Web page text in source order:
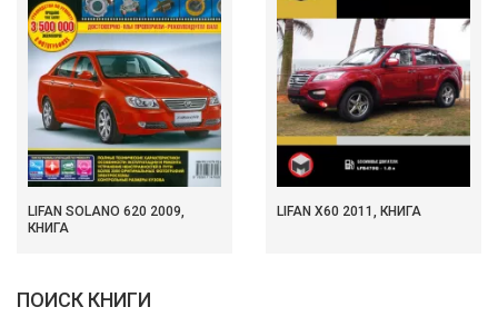
LIFAN SOLANO 620 2009,
КНИГА
LIFAN X60 2011, КНИГА
ПОИСК КНИГИ